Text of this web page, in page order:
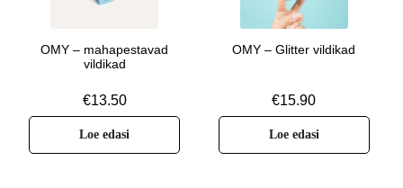
OMY – mahapestavad
vildikad
€13.50
Loe edasi
OMY – Glitter vildikad
€15.90
Loe edasi